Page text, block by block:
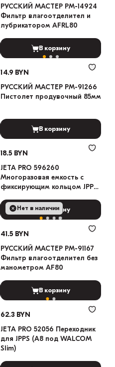
РУССКИЙ МАСТЕР РМ-14924
Фильтр влагоотделител и
лубрикатором AFRL80
В корзину
14.9 BYN
РУССКИЙ МАСТЕР РМ-91266
Пистолет продувочный 85мм
В корзину
18.5 BYN
JETA PRO 596260
Многоразовая емкость с
фиксирующим кольцом JPPS
В корзину
Нет в наличии
41.5 BYN
РУССКИЙ МАСТЕР РМ-91167
Фильтр влагоотделител без
манометром AF80
В корзину
62.3 BYN
JETA PRO 52056 Переходник
для JPPS (A8 под WALCOM
Slim)